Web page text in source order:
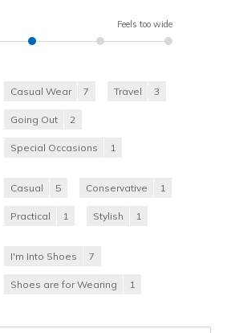
Feels too wide
Casual Wear 7 Travel 3
Going Out 2
Special Occasions 1
Casual 5 Conservative 1
Practical 1 Stylish 1
I'm Into Shoes 7
Shoes are for Wearing 1